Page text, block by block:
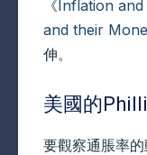
《Inflation
and their
伸。
美國的
要觀察通脹率